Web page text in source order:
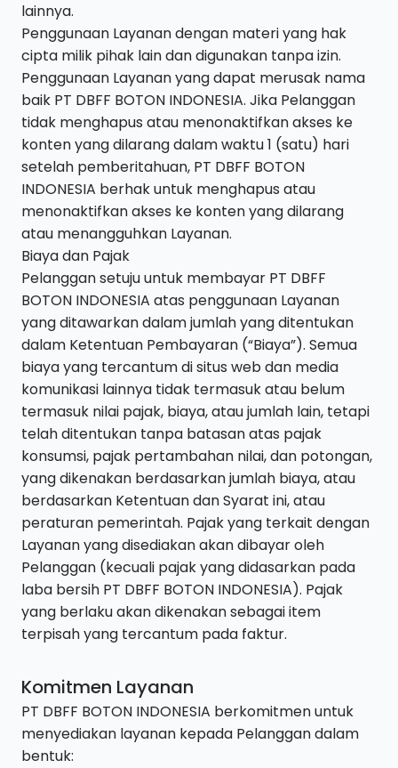
lainnya.
Penggunaan Layanan dengan materi yang hak
cipta milik pihak lain dan digunakan tanpa izin.
Penggunaan Layanan yang dapat merusak nama
baik PT DBFF BOTON INDONESIA. Jika Pelanggan
tidak menghapus atau menonaktifkan akses ke
konten yang dilarang dalam waktu 1 (satu) hari
setelah pemberitahuan, PT DBFF BOTON
INDONESIA berhak untuk menghapus atau
menonaktifkan akses ke konten yang dilarang
atau menangguhkan Layanan.
Biaya dan Pajak
Pelanggan setuju untuk membayar PT DBFF
BOTON INDONESIA atas penggunaan Layanan
yang ditawarkan dalam jumlah yang ditentukan
dalam Ketentuan Pembayaran (“Biaya”). Semua
biaya yang tercantum di situs web dan media
komunikasi lainnya tidak termasuk atau belum
termasuk nilai pajak, biaya, atau jumlah lain, tetapi
telah ditentukan tanpa batasan atas pajak
konsumsi, pajak pertambahan nilai, dan potongan,
yang dikenakan berdasarkan jumlah biaya, atau
berdasarkan Ketentuan dan Syarat ini, atau
peraturan pemerintah. Pajak yang terkait dengan
Layanan yang disediakan akan dibayar oleh
Pelanggan (kecuali pajak yang didasarkan pada
laba bersih PT DBFF BOTON INDONESIA). Pajak
yang berlaku akan dikenakan sebagai item
terpisah yang tercantum pada faktur.
Komitmen Layanan
PT DBFF BOTON INDONESIA berkomitmen untuk
menyediakan layanan kepada Pelanggan dalam
bentuk: